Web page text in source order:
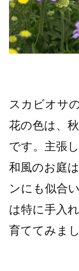
スカビオサ
花の色は、
です。主張
和風のお庭
ンにも似合
は特に手入
育ててみまし